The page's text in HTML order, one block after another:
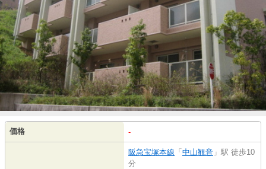
価格 -
阪急宝塚本線 「 中山観音 」駅 徒歩10
分